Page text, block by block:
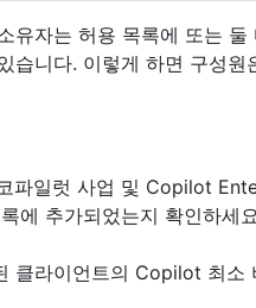
유자는 허용 목록에 또는
습니다. 이렇게 하면 구성
파일럿 사업 및 Copilot
에 추가되었는지 확인하세
클라이언트의 Copilot 최소